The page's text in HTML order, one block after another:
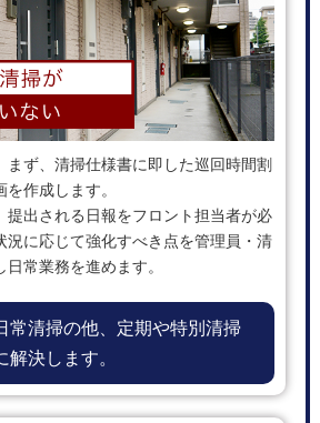
まず、清掃仕様書に即した巡回時間割
作成します。
提出される日報をフロント担当者が必
況に応じて強化すべき点を管理員・清
常業務を進めます。
常清掃の他、定期や特別清掃
解決します。